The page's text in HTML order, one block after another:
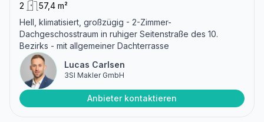
2
57,4 m²
Hell, klimatisiert, großzügig - 2-Zimmer-
Dachgeschosstraum in ruhiger Seitenstraße des 10.
Bezirks - mit allgemeiner Dachterrasse
Lucas Carlsen
3SI Makler GmbH
Anbieter kontaktieren